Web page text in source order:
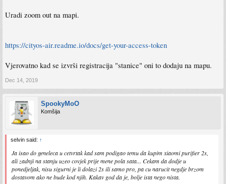
Uradi zoom out na mapi.
https://cityos-air.readme.io/docs/get-your-access-token
Vjerovatno kad se izvrši registracija "stanice" oni to dodaju na mapu.
Dec 14, 2019
SpookyMoO
Komšija
selvin said: ↑
Ja isao do geneleca u cetvrtak kad sam podigao temu da kupim xiaomi purifier 2s,
ali zadnji na stanju uzeo covjek prije mene pola sata... Cekam da dodje u
ponedjeljak, nisu sigurni je li dolazi 2s ili samo pro, pa cu narucit negdje brzom
dostavom ako ne bude kod njih. Kakav god da je, bolje ista nego nista.